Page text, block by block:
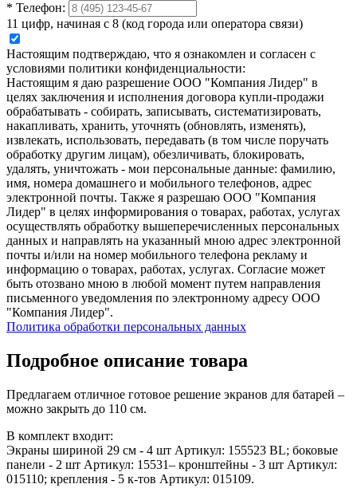
* Телефон:
11 цифр, начиная с 8 (код города или оператора связи)
Настоящим подтверждаю, что я ознакомлен и согласен с
условиями политики конфиденциальности:
Настоящим я даю разрешение ООО "Компания Лидер" в
целях заключения и исполнения договора купли-продажи
обрабатывать - собирать, записывать, систематизировать,
накапливать, хранить, уточнять (обновлять, изменять),
извлекать, использовать, передавать (в том числе поручать
обработку другим лицам), обезличивать, блокировать,
удалять, уничтожать - мои персональные данные: фамилию,
имя, номера домашнего и мобильного телефонов, адрес
электронной почты. Также я разрешаю ООО "Компания
Лидер" в целях информирования о товарах, работах, услугах
осуществлять обработку вышеперечисленных персональных
данных и направлять на указанный мною адрес электронной
почты и/или на номер мобильного телефона рекламу и
информацию о товарах, работах, услугах. Согласие может
быть отозвано мною в любой момент путем направления
письменного уведомления по электронному адресу ООО
"Компания Лидер".
Политика обработки персональных данных
Подробное описание товара
Предлагаем отличное готовое решение экранов для батарей –
можно закрыть до 110 см.
В комплект входит:
Экраны шириной 29 см - 4 шт Артикул: 155523 BL; боковые
панели - 2 шт Артикул: 15531– кронштейны - 3 шт Артикул:
015110; крепления - 5 к-тов Артикул: 015109.